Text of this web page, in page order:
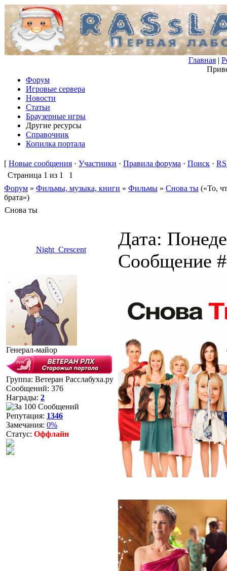
Главная |
Форум
Игровые сервера
Новости
Статьи
Браузерные игры
Другие ресурсы
Справочник
Копилка портала
[ Новые сообщения · Участники · Правила форума · Поиск ·
Страница 1 из 1
1
Форум » Фильмы, музыка, книги » Фильмы » Снова ты («То,
брата»)
Снова ты
Night_Crescent
Дата:
Сообщение
Генерал-майор
Группа: Ветеран Расслабуха.ру
Сообщений: 376
Награды: 2
Репутация: 1346
Замечания: 0%
Статус: Оффлайн